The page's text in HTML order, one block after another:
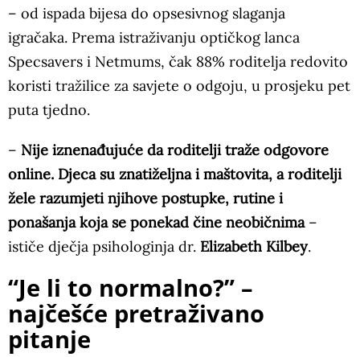
– od ispada bijesa do opsesivnog slaganja
igračaka. Prema istraživanju optičkog lanca
Specsavers i Netmums, čak 88% roditelja redovito
koristi tražilice za savjete o odgoju, u prosjeku pet
puta tjedno.
– Nije iznenađujuće da roditelji traže odgovore
online. Djeca su znatiželjna i maštovita, a roditelji
žele razumjeti njihove postupke, rutine i
ponašanja koja se ponekad čine neobičnima –
ističe dječja psihologinja dr. Elizabeth Kilbey.
“Je li to normalno?” –
najčešće pretraživano
pitanje